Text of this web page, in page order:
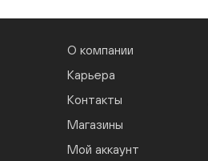
О компании
Карьера
Контакты
Магазины
Мой аккаунт